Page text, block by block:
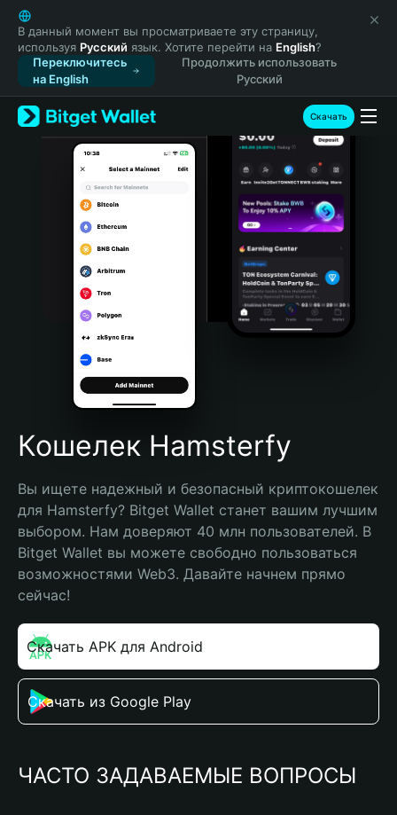
English
日本語
Tiếng Việt
Русский
Español (Latinoamérica)
Türkçe
Italiano
Português (Portugal)
Bahasa Indonesia
Português (Brasil)
Español (Argentina)
В данный момент вы просматриваете эту страницу,
используя Русский язык. Хотите перейти на English?
Переключитесь
на English
Продолжить использовать
Русский
Скачать
Кошелек Hamsterfy
Вы ищете надежный и безопасный криптокошелек
для Hamsterfy? Bitget Wallet станет вашим лучшим
выбором. Нам доверяют 40 млн пользователей. В
Bitget Wallet вы можете свободно пользоваться
возможностями Web3. Давайте начнем прямо
сейчас!
Скачать APK для Android
Скачать из Google Play
ЧАСТО ЗАДАВАЕМЫЕ ВОПРОСЫ